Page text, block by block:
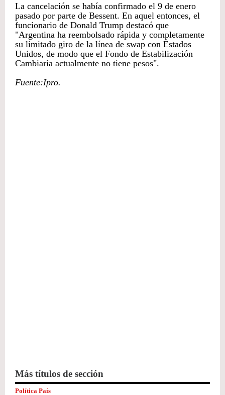
La cancelación se había confirmado el 9 de enero
pasado por parte de Bessent. En aquel entonces, el
funcionario de Donald Trump destacó que
"Argentina ha reembolsado rápida y completamente
su limitado giro de la línea de swap con Estados
Unidos, de modo que el Fondo de Estabilización
Cambiaria actualmente no tiene pesos".
Fuente:Ipro.
Más títulos de sección
Política País